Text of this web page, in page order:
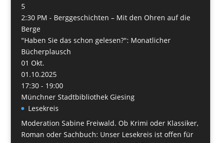
5
2:30 PM - Berggeschichten – Mit den Ohren auf die
Berge
"Haben Sie das schon gelesen?": Monatlicher
Bücherplausch
01 Okt.
01.10.2025
17:30 - 19:00
Münchner Stadtbibliothek Giesing
Lesekreis
Moderation Sabine Freiwald. Ob Krimi oder Klassiker,
Roman oder Sachbuch: Unser Lesekreis ist offen für